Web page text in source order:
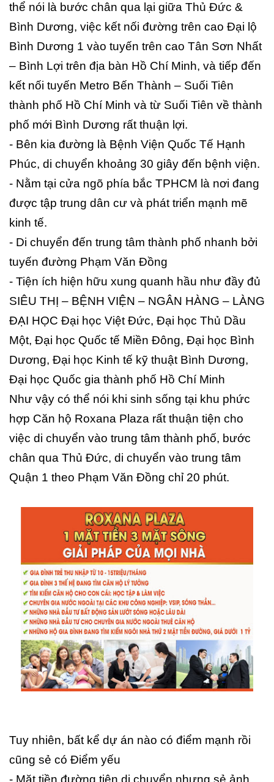
thể nói là bước chân qua lại giữa Thủ Đức &
Bình Dương, việc kết nối đường trên cao Đại lộ
Bình Dương 1 vào tuyến trên cao Tân Sơn Nhất
– Bình Lợi trên địa bàn Hồ Chí Minh, và tiếp đến
kết nối tuyến Metro Bến Thành – Suối Tiên
thành phố Hồ Chí Minh và từ Suối Tiên về thành
phố mới Bình Dương rất thuận lợi.
- Bên kia đường là Bệnh Viện Quốc Tế Hạnh
Phúc, di chuyển khoảng 30 giây đến bệnh viện.
- Nằm tại cửa ngõ phía bắc TPHCM là nơi đang
được tập trung dân cư và phát triển mạnh mẽ
kinh tế.
- Di chuyển đến trung tâm thành phố nhanh bởi
tuyến đường Phạm Văn Đồng
- Tiện ích hiện hữu xung quanh hầu như đầy đủ
SIÊU THỊ – BỆNH VIỆN – NGÂN HÀNG – LÀNG
ĐẠI HỌC Đại học Việt Đức, Đại học Thủ Dầu
Một, Đại học Quốc tế Miền Đông, Đại học Bình
Dương, Đại học Kinh tế kỹ thuật Bình Dương,
Đại học Quốc gia thành phố Hồ Chí Minh
Như vậy có thể nói khi sinh sống tại khu phức
hợp Căn hộ Roxana Plaza rất thuận tiện cho
việc di chuyển vào trung tâm thành phố, bước
chân qua Thủ Đức, di chuyển vào trung tâm
Quận 1 theo Phạm Văn Đồng chỉ 20 phút.
Tuy nhiên, bất kể dự án nào có điểm mạnh rồi
cũng sẻ có Điểm yếu
- Mặt tiền đường tiện di chuyển nhưng sẻ ảnh